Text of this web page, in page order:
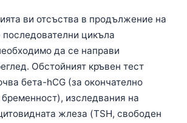
ви отсъства в продължение на
последователни цикъла
да се направи
Обстойният кръвен тест
бета-hCG (за окончателно
изследвания на
жлеза (TSH, свободен